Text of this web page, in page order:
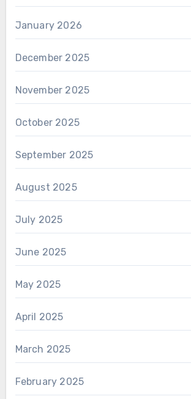
January 2026
December 2025
November 2025
October 2025
September 2025
August 2025
July 2025
June 2025
May 2025
April 2025
March 2025
February 2025